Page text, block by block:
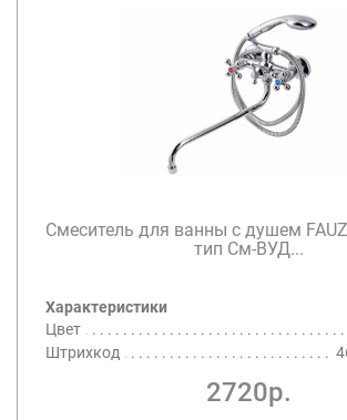
Смеситель для ванны с душем
тип См-ВУД...
Характеристики
Цвет
Штрихкод
2720р.